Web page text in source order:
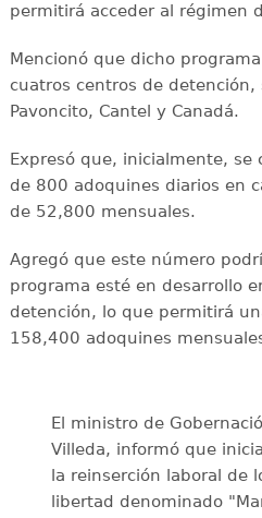
permitirá acceder al régimen
Mencionó que dicho
cuatros centros de detención,
Pavoncito, Cantel y Canadá.
Expresó que, inicialmente, se
de 800 adoquines diarios en
de 52,800 mensuales.
Agregó que este número
programa esté en desarrollo
detención, lo que permitirá
158,400 adoquines
El ministro de
Villeda, informó que
la reinserción laboral de
libertad denominado